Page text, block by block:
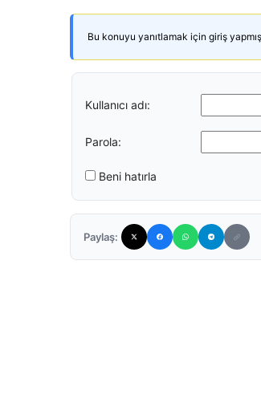
Bu konuyu yanıtlamak için giriş yapmış
Kullanıcı adı:
Parola:
Beni hatırla
Paylaş: